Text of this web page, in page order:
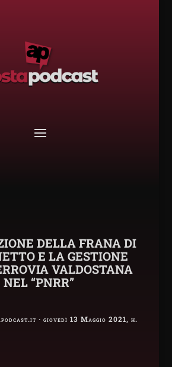
DELLA FRANA DI
E LA GESTIONE
VALDOSTANA
NEL “PNRR”
· giovedì 13 Maggio 2021, h.